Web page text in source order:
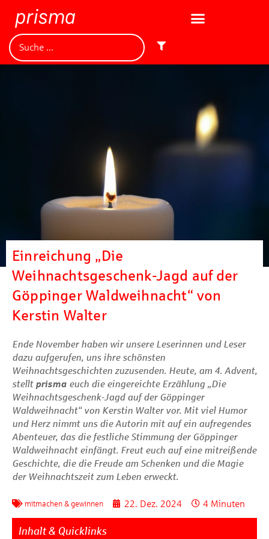
Einreichung „Die
Weihnachtsgeschenk-Jagd auf der
Göppinger Waldweihnacht“ von
Kerstin Walter
Ende November haben wir unsere Leserinnen und Leser
dazu aufgerufen, uns ihre schönsten
Weihnachtsgeschichten zuzusenden. Heute, am 4. Advent,
stellt prisma euch die eingereichte Erzählung „Die
Weihnachtsgeschenk-Jagd auf der Göppinger
Waldweihnacht“ von Kerstin Walter vor. Mit viel Humor
und Herz nimmt uns die Autorin mit auf ein aufregendes
Abenteuer, das die festliche Stimmung der Göppinger
Waldweihnacht einfängt. Freut euch auf eine mitreißende
Geschichte, die die Freude am Schenken und die Magie
der Weihnachtszeit zum Leben erweckt.
mitmachen & gewinnen 22. Dez. 2024 4 Minuten
Inhalt & Quicklinks